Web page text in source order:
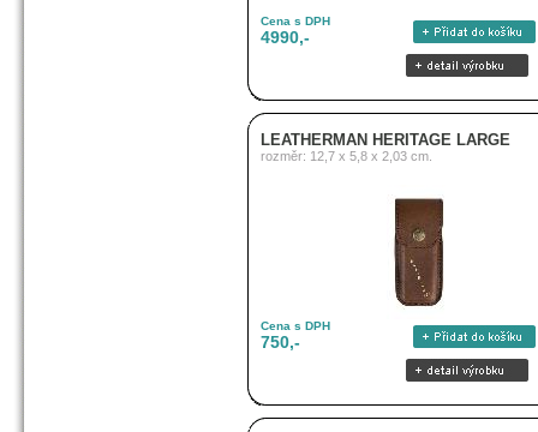
Cena s DPH
4990,-
LEATHERMAN HERITAGE LARGE
rozměr: 12,7 x 5,8 x 2,03 cm.
Cena s DPH
750,-